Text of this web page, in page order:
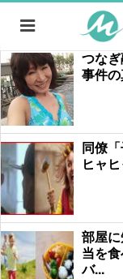
つな
事件の
同僚
ヒャ
部屋
当を
バ...